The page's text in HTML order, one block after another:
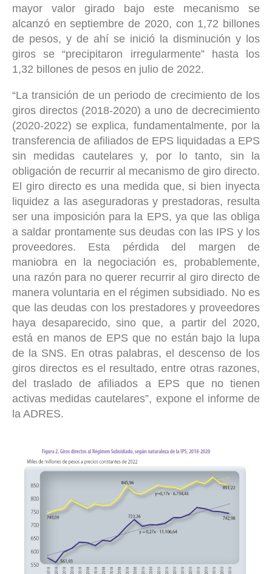
mayor valor girado bajo este mecanismo se
alcanzó en septiembre de 2020, con 1,72 billones
de pesos, y de ahí se inició la disminución y los
giros se “precipitaron irregularmente” hasta los
1,32 billones de pesos en julio de 2022.
“La transición de un periodo de crecimiento de los
giros directos (2018-2020) a uno de decrecimiento
(2020-2022) se explica, fundamentalmente, por la
transferencia de afiliados de EPS liquidadas a EPS
sin medidas cautelares y, por lo tanto, sin la
obligación de recurrir al mecanismo de giro directo.
El giro directo es una medida que, si bien inyecta
liquidez a las aseguradoras y prestadoras, resulta
ser una imposición para la EPS, ya que las obliga
a saldar prontamente sus deudas con las IPS y los
proveedores. Esta pérdida del margen de
maniobra en la negociación es, probablemente,
una razón para no querer recurrir al giro directo de
manera voluntaria en el régimen subsidiado. No es
que las deudas con los prestadores y proveedores
haya desaparecido, sino que, a partir del 2020,
está en manos de EPS que no están bajo la lupa
de la SNS. En otras palabras, el descenso de los
giros directos es el resultado, entre otras razones,
del traslado de afiliados a EPS que no tienen
activas medidas cautelares”, expone el informe de
la ADRES.